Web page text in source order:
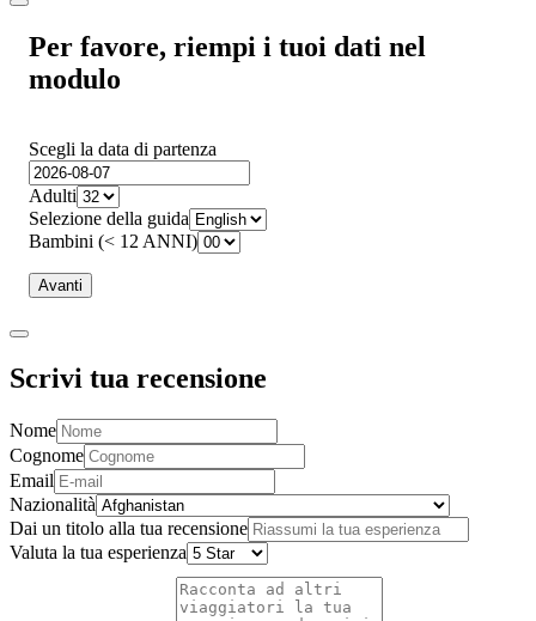
Per favore, riempi i tuoi dati nel
modulo
Scegli la data di partenza
Adulti
Selezione della guida
Bambini (< 12 ANNI)
Avanti
Scrivi tua recensione
Nome
Cognome
Email
Nazionalità
Dai un titolo alla tua recensione
Valuta la tua esperienza